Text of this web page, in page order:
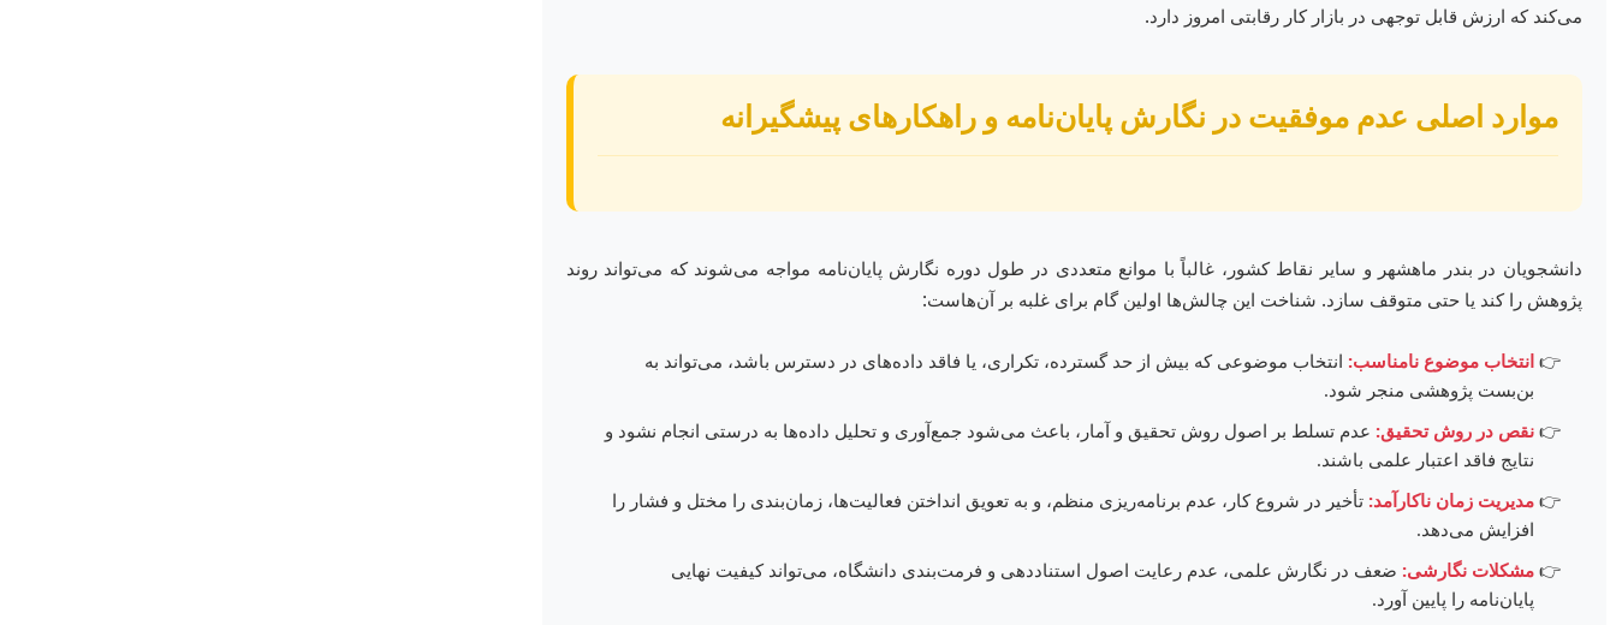
می‌کند که ارزش قابل توجهی در بازار کار رقابتی امروز دارد.
موارد اصلی عدم موفقیت در نگارش پایان‌نامه و راهکارهای پیشگیرانه
دانشجویان در بندر ماهشهر و سایر نقاط کشور، غالباً با موانع متعددی در طول دوره نگارش پایان‌نامه مواجه می‌شوند که می‌تواند روند
پژوهش را کند یا حتی متوقف سازد. شناخت این چالش‌ها اولین گام برای غلبه بر آن‌هاست:
انتخاب موضوع نامناسب: انتخاب موضوعی که بیش از حد گسترده، تکراری، یا فاقد داده‌های در دسترس باشد، می‌تواند به
بن‌بست پژوهشی منجر شود.
نقص در روش تحقیق: عدم تسلط بر اصول روش تحقیق و آمار، باعث می‌شود جمع‌آوری و تحلیل داده‌ها به درستی انجام نشود و
نتایج فاقد اعتبار علمی باشند.
مدیریت زمان ناکارآمد: تأخیر در شروع کار، عدم برنامه‌ریزی منظم، و به تعویق انداختن فعالیت‌ها، زمان‌بندی را مختل و فشار را
افزایش می‌دهد.
مشکلات نگارشی: ضعف در نگارش علمی، عدم رعایت اصول استناددهی و فرمت‌بندی دانشگاه، می‌تواند کیفیت نهایی
پایان‌نامه را پایین آورد.